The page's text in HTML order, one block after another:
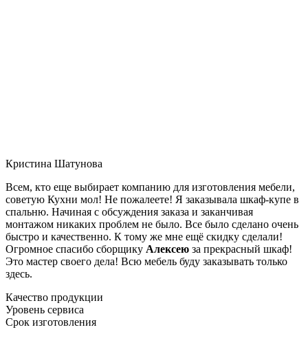
Кристина Шатунова
Всем, кто еще выбирает компанию для изготовления мебели,
советую Кухни мол! Не пожалеете! Я заказывала шкаф-купе в
спальню. Начиная с обсуждения заказа и заканчивая
монтажом никаких проблем не было. Все было сделано очень
быстро и качественно. К тому же мне ещё скидку сделали!
Огромное спасибо сборщику Алексею за прекрасный шкаф!
Это мастер своего дела! Всю мебель буду заказывать только
здесь.
Качество продукции
Уровень сервиса
Срок изготовления